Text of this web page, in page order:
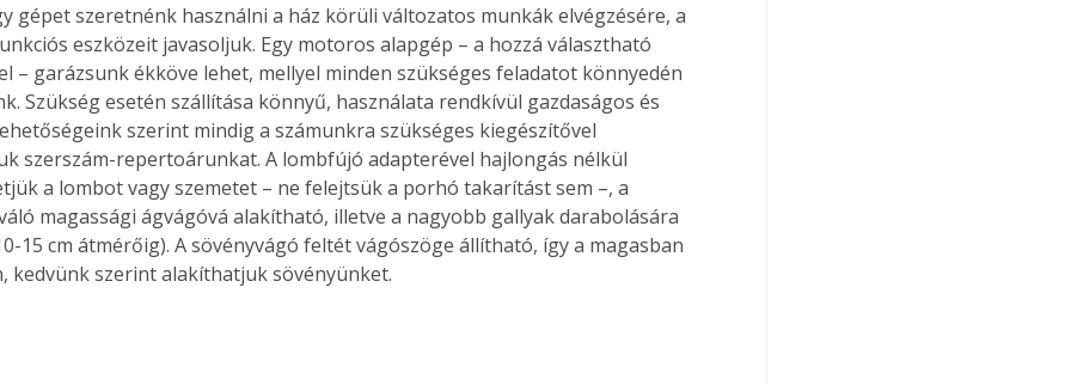
egyedi
vagy
is
Bárhol,
élve
az
A
gépet szeretnénk használni a ház körüli változatos munkák elvégzésére, a
eszközeit javasoljuk. Egy motoros alapgép – a hozzá választható
– garázsunk ékköve lehet, mellyel minden szükséges feladatot könnyedén
Szükség esetén szállítása könnyű, használata rendkívül gazdaságos és
szerint mindig a számunkra szükséges kiegészítővel
szerszám-repertoárunkat. A lombfújó adapterével hajlongás nélkül
a lombot vagy szemetet – ne felejtsük a porhó takarítást sem –, a
magassági ágvágóvá alakítható, illetve a nagyobb gallyak darabolására
15 cm átmérőig). A sövényvágó feltét vágószöge állítható, így a magasban
kedvünk szerint alakíthatjuk sövényünket.